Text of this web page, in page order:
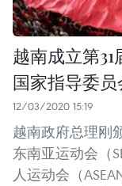
越南成立第
国家指导委员
12/03/2020 15:19
越南政府总理刚
东南亚运动会（
人运动会（